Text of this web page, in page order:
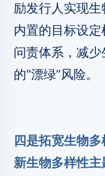
励发行人实现
内置的目标设
问责体系，减
的“漂绿”风险。
四是拓宽生物
新生物多样性主